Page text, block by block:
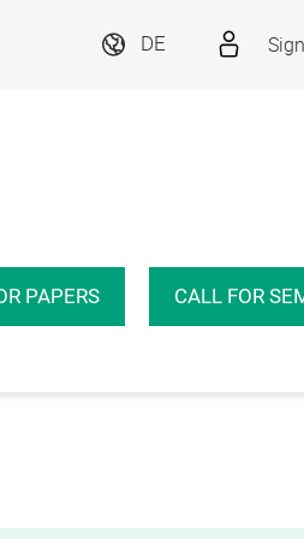
DE
PAPERS CALL FOR